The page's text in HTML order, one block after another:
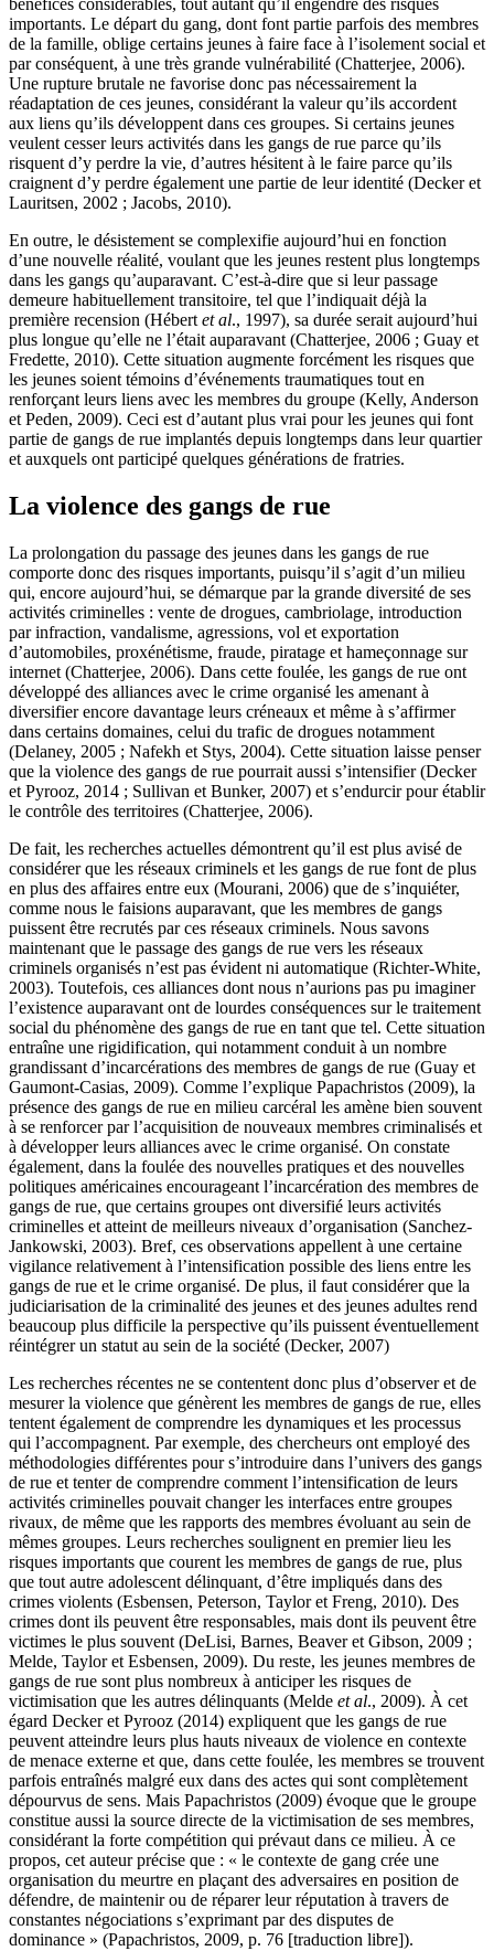
bénéfices considérables, tout autant qu’il engendre des risques
importants. Le départ du gang, dont font partie parfois des membres
de la famille, oblige certains jeunes à faire face à l’isolement social et
par conséquent, à une très grande vulnérabilité (Chatterjee, 2006).
Une rupture brutale ne favorise donc pas nécessairement la
réadaptation de ces jeunes, considérant la valeur qu’ils accordent
aux liens qu’ils développent dans ces groupes. Si certains jeunes
veulent cesser leurs activités dans les gangs de rue parce qu’ils
risquent d’y perdre la vie, d’autres hésitent à le faire parce qu’ils
craignent d’y perdre également une partie de leur identité (Decker et
Lauritsen, 2002 ; Jacobs, 2010).
En outre, le désistement se complexifie aujourd’hui en fonction
d’une nouvelle réalité, voulant que les jeunes restent plus longtemps
dans les gangs qu’auparavant. C’est-à-dire que si leur passage
demeure habituellement transitoire, tel que l’indiquait déjà la
première recension (Hébert et al., 1997), sa durée serait aujourd’hui
plus longue qu’elle ne l’était auparavant (Chatterjee, 2006 ; Guay et
Fredette, 2010). Cette situation augmente forcément les risques que
les jeunes soient témoins d’événements traumatiques tout en
renforçant leurs liens avec les membres du groupe (Kelly, Anderson
et Peden, 2009). Ceci est d’autant plus vrai pour les jeunes qui font
partie de gangs de rue implantés depuis longtemps dans leur quartier
et auxquels ont participé quelques générations de fratries.
La violence des gangs de rue
La prolongation du passage des jeunes dans les gangs de rue
comporte donc des risques importants, puisqu’il s’agit d’un milieu
qui, encore aujourd’hui, se démarque par la grande diversité de ses
activités criminelles : vente de drogues, cambriolage, introduction
par infraction, vandalisme, agressions, vol et exportation
d’automobiles, proxénétisme, fraude, piratage et hameçonnage sur
internet (Chatterjee, 2006). Dans cette foulée, les gangs de rue ont
développé des alliances avec le crime organisé les amenant à
diversifier encore davantage leurs créneaux et même à s’affirmer
dans certains domaines, celui du trafic de drogues notamment
(Delaney, 2005 ; Nafekh et Stys, 2004). Cette situation laisse penser
que la violence des gangs de rue pourrait aussi s’intensifier (Decker
et Pyrooz, 2014 ; Sullivan et Bunker, 2007) et s’endurcir pour établir
le contrôle des territoires (Chatterjee, 2006).
De fait, les recherches actuelles démontrent qu’il est plus avisé de
considérer que les réseaux criminels et les gangs de rue font de plus
en plus des affaires entre eux (Mourani, 2006) que de s’inquiéter,
comme nous le faisions auparavant, que les membres de gangs
puissent être recrutés par ces réseaux criminels. Nous savons
maintenant que le passage des gangs de rue vers les réseaux
criminels organisés n’est pas évident ni automatique (Richter-White,
2003). Toutefois, ces alliances dont nous n’aurions pas pu imaginer
l’existence auparavant ont de lourdes conséquences sur le traitement
social du phénomène des gangs de rue en tant que tel. Cette situation
entraîne une rigidification, qui notamment conduit à un nombre
grandissant d’incarcérations des membres de gangs de rue (Guay et
Gaumont-Casias, 2009). Comme l’explique Papachristos (2009), la
présence des gangs de rue en milieu carcéral les amène bien souvent
à se renforcer par l’acquisition de nouveaux membres criminalisés et
à développer leurs alliances avec le crime organisé. On constate
également, dans la foulée des nouvelles pratiques et des nouvelles
politiques américaines encourageant l’incarcération des membres de
gangs de rue, que certains groupes ont diversifié leurs activités
criminelles et atteint de meilleurs niveaux d’organisation (Sanchez-
Jankowski, 2003). Bref, ces observations appellent à une certaine
vigilance relativement à l’intensification possible des liens entre les
gangs de rue et le crime organisé. De plus, il faut considérer que la
judiciarisation de la criminalité des jeunes et des jeunes adultes rend
beaucoup plus difficile la perspective qu’ils puissent éventuellement
réintégrer un statut au sein de la société (Decker, 2007)
Les recherches récentes ne se contentent donc plus d’observer et de
mesurer la violence que génèrent les membres de gangs de rue, elles
tentent également de comprendre les dynamiques et les processus
qui l’accompagnent. Par exemple, des chercheurs ont employé des
méthodologies différentes pour s’introduire dans l’univers des gangs
de rue et tenter de comprendre comment l’intensification de leurs
activités criminelles pouvait changer les interfaces entre groupes
rivaux, de même que les rapports des membres évoluant au sein de
mêmes groupes. Leurs recherches soulignent en premier lieu les
risques importants que courent les membres de gangs de rue, plus
que tout autre adolescent délinquant, d’être impliqués dans des
crimes violents (Esbensen, Peterson, Taylor et Freng, 2010). Des
crimes dont ils peuvent être responsables, mais dont ils peuvent être
victimes le plus souvent (DeLisi, Barnes, Beaver et Gibson, 2009 ;
Melde, Taylor et Esbensen, 2009). Du reste, les jeunes membres de
gangs de rue sont plus nombreux à anticiper les risques de
victimisation que les autres délinquants (Melde et al., 2009). À cet
égard Decker et Pyrooz (2014) expliquent que les gangs de rue
peuvent atteindre leurs plus hauts niveaux de violence en contexte
de menace externe et que, dans cette foulée, les membres se trouvent
parfois entraînés malgré eux dans des actes qui sont complètement
dépourvus de sens. Mais Papachristos (2009) évoque que le groupe
constitue aussi la source directe de la victimisation de ses membres,
considérant la forte compétition qui prévaut dans ce milieu. À ce
propos, cet auteur précise que : « le contexte de gang crée une
organisation du meurtre en plaçant des adversaires en position de
défendre, de maintenir ou de réparer leur réputation à travers de
constantes négociations s’exprimant par des disputes de
dominance » (Papachristos, 2009, p. 76 [traduction libre]).